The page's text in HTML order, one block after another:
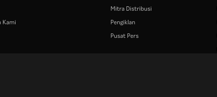
Kami
Mitra Distribusi
Pengiklan
Pusat Pers